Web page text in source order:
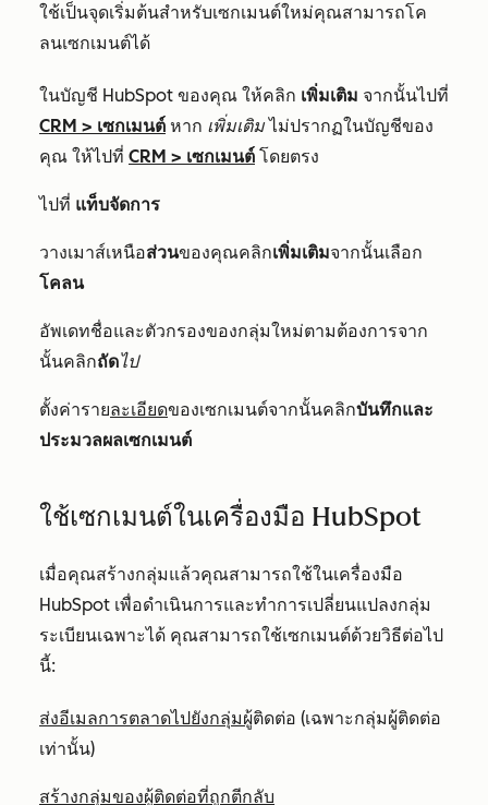
ใช้เป็นจุดเริ่มต้นสำหรับเซกเมนต์ใหม่คุณสามารถโค
ลนเซกเมนต์ได้
ในบัญชี HubSpot ของคุณ ให้คลิก เพิ่มเติม จากนั้นไปที่
CRM > เซกเมนต์ หาก เพิ่มเติมไม่ปรากฏในบัญชีของ
คุณ ให้ไปที่ CRM > เซกเมนต์ โดยตรง
ไปที่ แท็บจัดการ
วางเมาส์เหนือส่วนของคุณคลิกเพิ่มเติมจากนั้นเลือก
โคลน
อัพเดทชื่อและตัวกรองของกลุ่มใหม่ตามต้องการจาก
นั้นคลิกถัดไป
ตั้งค่ารายละเอียดของเซกเมนต์จากนั้นคลิกบันทึกและ
ประมวลผลเซกเมนต์
ใช้เซกเมนต์ในเครื่องมือ HubSpot
เมื่อคุณสร้างกลุ่มแล้วคุณสามารถใช้ในเครื่องมือ
HubSpot เพื่อดำเนินการและทำการเปลี่ยนแปลงกลุ่ม
ระเบียนเฉพาะได้ คุณสามารถใช้เซกเมนต์ด้วยวิธีต่อไป
นี้:
ส่งอีเมลการตลาดไปยังกลุ่มผู้ติดต่อ (เฉพาะกลุ่มผู้ติดต่อ
เท่านั้น)
สร้างกลุ่มของผู้ติดต่อที่ถูกตีกลับ